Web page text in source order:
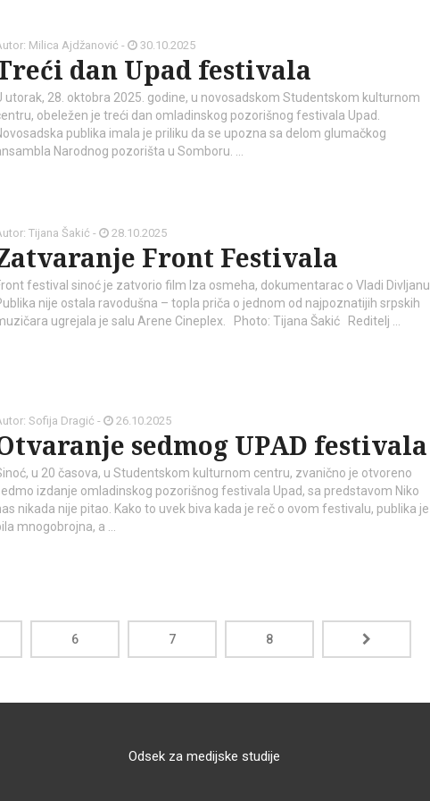
Milica Ajdžanović - 30.10.2025
dan Upad festivala
utorak, 28. oktobra 2025. godine, u novosadskom Studentskom kulturnom
obeležen je treći dan omladinskog pozorišnog festivala Upad.
publika imala je priliku da se upozna sa delom glumačkog
Narodnog pozorišta u Somboru. …
Tijana Šakić - 28.10.2025
Front Festivala
festival sinoć je zatvorio film Iza osmeha, dokumentarac o Vladi Divljanu.
nije ostala ravodušna – topla priča o jednom od najpoznatijih srpskih
ugrejala je salu Arene Cineplex. Photo: Tijana Šakić Reditelj …
Sofija Dragić - 26.10.2025
sedmog UPAD festivala
u 20 časova, u Studentskom kulturnom centru, zvanično je otvoreno
izdanje omladinskog pozorišnog festivala Upad, sa predstavom Niko
nikada nije pitao. Kako to uvek biva kada je reč o ovom festivalu, publika je
mnogobrojna, a …
6 7 8
2018
Odsek za medijske studije